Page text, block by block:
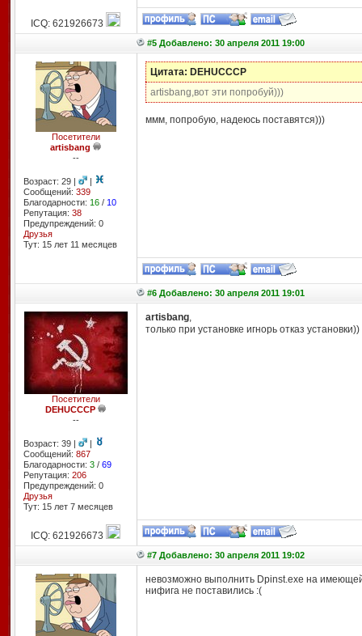
ICQ: 621926673
#5 Добавлено: 30 апреля 2011 19:00
Посетители
artisbang
--
Возраст: 29 |
|
Сообщений: 339
Благодарности: 16/ 10
Репутация: 38
Предупреждений: 0
Друзья
Тут: 15 лет 11 месяцев
Цитата: DEHUCCCP
artisbang,вот эти попробуй)))
ммм, попробую, надеюсь поставятся)))
#6 Добавлено: 30 апреля 2011 19:01
Посетители
DEHUCCCP
--
Возраст: 39 |
|
Сообщений: 867
Благодарности: 3/ 69
Репутация: 206
Предупреждений: 0
Друзья
Тут: 15 лет 7 месяцев
artisbang,
только при установке игнорь отказ
ICQ: 621926673
#7 Добавлено: 30 апреля 2011 19:02
невозможно выполнить Dpinst.exe на
нифига не поставились :(